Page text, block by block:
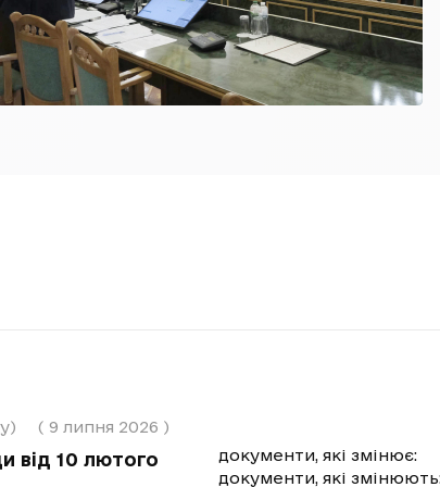
(9 липня 2026 )
від 10 лютого
документи, які змінює:
документи, які